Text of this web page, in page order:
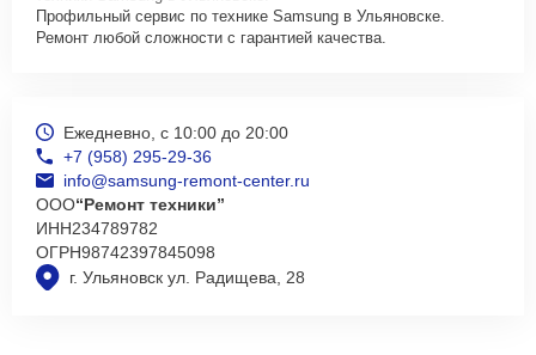
Профильный сервис по технике Samsung в Ульяновске.
Ремонт любой сложности с гарантией качества.
г. Ульяновск ул. Радищева, 28
Ежедневно, с 10:00 до 20:00
+7 (958) 295-29-36
info@samsung-remont-center.ru
ООО“Ремонт техники”
ИНН234789782
ОГРН98742397845098